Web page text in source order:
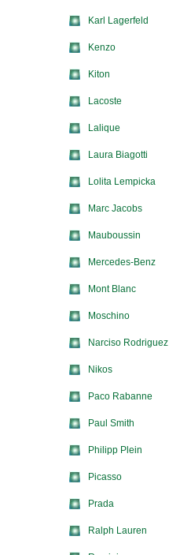
Karl Lagerfeld
Kenzo
Kiton
Lacoste
Lalique
Laura Biagotti
Lolita Lempicka
Marc Jacobs
Mauboussin
Mercedes-Benz
Mont Blanc
Moschino
Narciso Rodriguez
Nikos
Paco Rabanne
Paul Smith
Philipp Plein
Picasso
Prada
Ralph Lauren